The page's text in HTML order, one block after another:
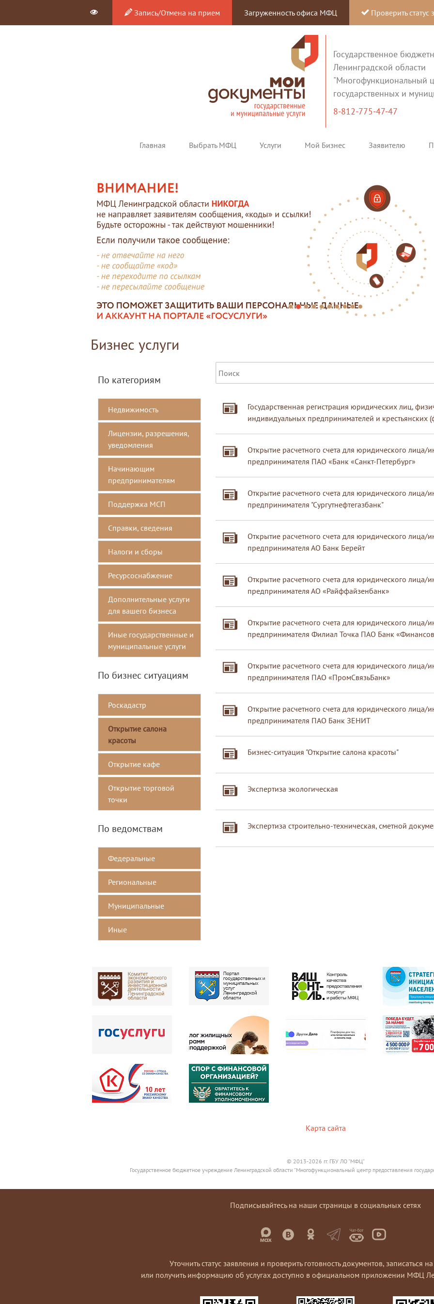
Запись/Отмена на прием Загруженность офиса МФЦ Проверить статус
Государственное
Ленинградской области
"Многофункциональный
государственных и
8-812-775-47-47
Главная Выбрать МФЦ Услуги Мой Бизнес Заявителю
Бизнес услуги
По категориям
Недвижимость
Лицензии, разрешения,
уведомления
Начинающим
предпринимателям
Поддержка МСП
Справки, сведения
Налоги и сборы
Ресурсоснабжение
Дополнительные услуги
для вашего бизнеса
Иные государственные и
муниципальные услуги
По бизнес ситуациям
Роскадастр
Открытие салона
красоты
Открытие кафе
Открытие торговой
точки
По ведомствам
Федеральные
Региональные
Mуниципальные
Иные
Государственная регистрация юридических лиц,
индивидуальных предпринимателей и крестьянских
Открытие расчетного счета для юридического лица/
предпринимателя ПАО «Банк «Санкт-Петербург»
Открытие расчетного счета для юридического лица/
предпринимателя "Сургутнефтегазбанк"
Открытие расчетного счета для юридического лица/
предпринимателя АО Банк Берейт
Открытие расчетного счета для юридического лица/
предпринимателя АО «Райффайзенбанк»
Открытие расчетного счета для юридического лица/
предпринимателя Филиал Точка ПАО Банк
Открытие расчетного счета для юридического лица/
предпринимателя ПАО «ПромСвязьБанк»
Открытие расчетного счета для юридического лица/
предпринимателя ПАО Банк ЗЕНИТ
Бизнес-ситуация "Открытие салона красоты"
Экспертиза экологическая
Экспертиза строительно-техническая, сметной
Карта сайта
© 2013-2026 гг. ГБУ ЛО "МФЦ"
Государственное бюджетное учреждение Ленинградской области "Многофункциональный центр предоставления
Подписывайтесь на наши страницы в социальных сетях
Уточнить статус заявления и проверить готовность документов, записаться
или получить информацию об услугах доступно в официальном приложении МФЦ